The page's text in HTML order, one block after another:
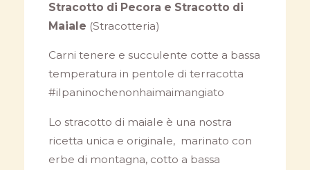
Stracotto di Pecora e Stracotto di
Maiale (Stracotteria)
Carni tenere e succulente cotte a bassa
temperatura in pentole di terracotta
#ilpaninochenonhaimaimangiato
Lo stracotto di maiale è una nostra
ricetta unica e originale, marinato con
erbe di montagna, cotto a bassa